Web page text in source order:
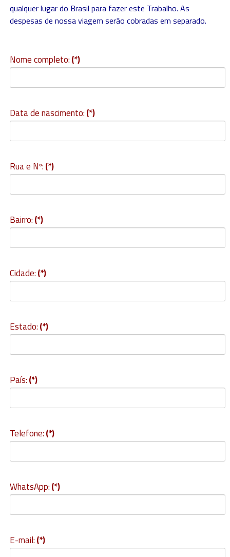
qualquer lugar do Brasil para fazer este Trabalho. As
despesas de nossa viagem serão cobradas em separado.
Nome completo:(*)
Data de nascimento:(*)
Rua e Nº:(*)
Bairro:(*)
Cidade:(*)
Estado:(*)
País:(*)
Telefone:(*)
WhatsApp:(*)
E-mail:(*)